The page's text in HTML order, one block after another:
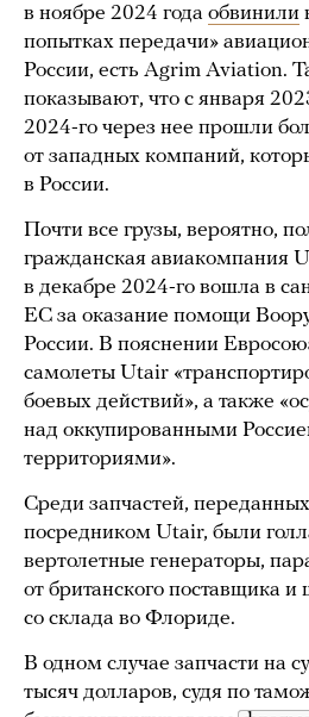
в ноябре 2024 года обвинили
попытках передачи»
России, есть Agrim Aviation.
показывают, что с января
2024-го через нее прошли
от западных компаний,
в России.
Почти все грузы, вероятно,
гражданская авиакомпания
в декабре 2024-го вошла в
ЕС за оказание помощи
России. В пояснении
самолеты Utair
боевых действий», а также
над оккупированными
территориями».
Среди запчастей,
посредником Utair, были
вертолетные генераторы,
от британского поставщика и
со склада во Флориде.
В одном случае запчасти на
тысяч долларов, судя по